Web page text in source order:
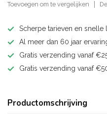
Toevoegen om te vergelijken
Scherpe tarieven en snelle
Al meer dan 60 jaar
Gratis verzending vanaf
Gratis verzending vanaf
Productomschrijving